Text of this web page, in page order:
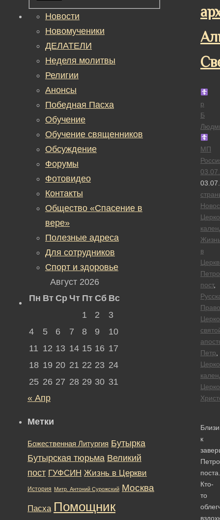
р
Б
МП
в
пост,
Петр
к
поста.
Кто-
то
Новости
Новомученики
ДЕЛАТЕЛИ
Неделя молитвы
Религии
Анонсы
Победная Пасха
Обучение
Обучение священников
Обсуждение
Форумы
Фотовидео
Контакты
Общество «Спасение в
вере»
Полезные адреса
Для сотрудников
Спорт и здоровье
Август 2026
Пн Вт Ср Чт Пт Сб Вс
1
2
3
4
5 6 7 8 9
10
11 12 13 14 15 16 17
18 19 20 21 22 23 24
25 26 27 28 29 30 31
« Апр
Метки
Божественная Литургия Бутырка
Бутырская тюрьма Великий
пост ГУФСИН Жизнь в Церкви
История Митр. Антоний Сурожский Москва
Пасха Помощник